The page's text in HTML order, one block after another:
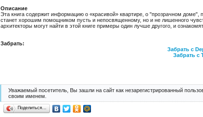
Описание
Эта книга содержит информацию о «красивой» квартире, о "прозрачном доме",
станет хорошим помощником пусть и непосвященному, но и не лишенного
архитекторы могут найти в этой книге примеры один лучше другого, и
Забрать:
Забрать с
Забрать с
Уважаемый посетитель, Вы зашли на сайт как незарегистрированный
своим именем.
Поделиться…